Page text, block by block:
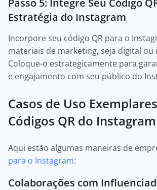
Estratégia do Instagram
Incorpore seu código QR para o
materiais de marketing, seja digital ou
Coloque-o estrategicamente para
e engajamento com seu público do
Casos de Uso
Códigos QR do Instagram
Aqui estão algumas maneiras de
para o Instagram:
Colaborações com